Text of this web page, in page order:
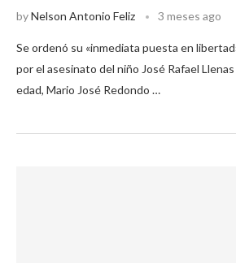
byNelson Antonio Feliz 3 meses ago
Se ordenó su «inmediata puesta en
por el asesinato del niño José Rafael
edad, Mario José Redondo …